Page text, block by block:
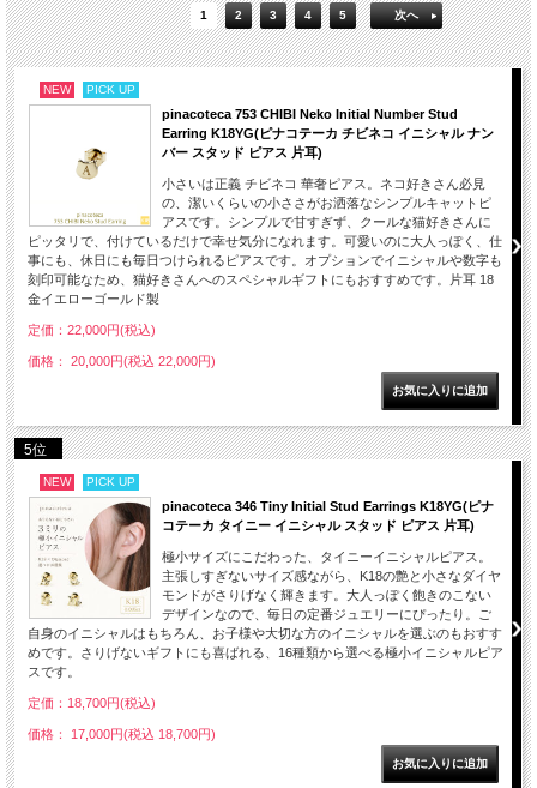
1 2 3 4 5 次へ
NEW PICK UP
pinacoteca 753 CHIBI Neko Initial Number Stud
Earring K18YG(ピナコテーカ チビネコ イニシャル ナン
バー スタッド ピアス 片耳)
小さいは正義 チビネコ 華奢ピアス。ネコ好きさん必見
の、潔いくらいの小ささがお洒落なシンプルキャットピ
アスです。シンプルで甘すぎず、クールな猫好きさんに
ピッタリで、付けているだけで幸せ気分になれます。可愛いのに大人っぽく、仕
事にも、休日にも毎日つけられるピアスです。オプションでイニシャルや数字も
刻印可能なため、猫好きさんへのスペシャルギフトにもおすすめです。片耳 18
金イエローゴールド製
定価：22,000円(税込)
価格： 20,000円(税込 22,000円)
5位
NEW PICK UP
pinacoteca 346 Tiny Initial Stud Earrings K18YG(ピナ
コテーカ タイニー イニシャル スタッド ピアス 片耳)
極小サイズにこだわった、タイニーイニシャルピアス。
主張しすぎないサイズ感ながら、K18の艶と小さなダイヤ
モンドがさりげなく輝きます。大人っぽく飽きのこない
デザインなので、毎日の定番ジュエリーにぴったり。ご
自身のイニシャルはもちろん、お子様や大切な方のイニシャルを選ぶのもおすす
めです。さりげないギフトにも喜ばれる、16種類から選べる極小イニシャルピア
スです。
定価：18,700円(税込)
価格： 17,000円(税込 18,700円)